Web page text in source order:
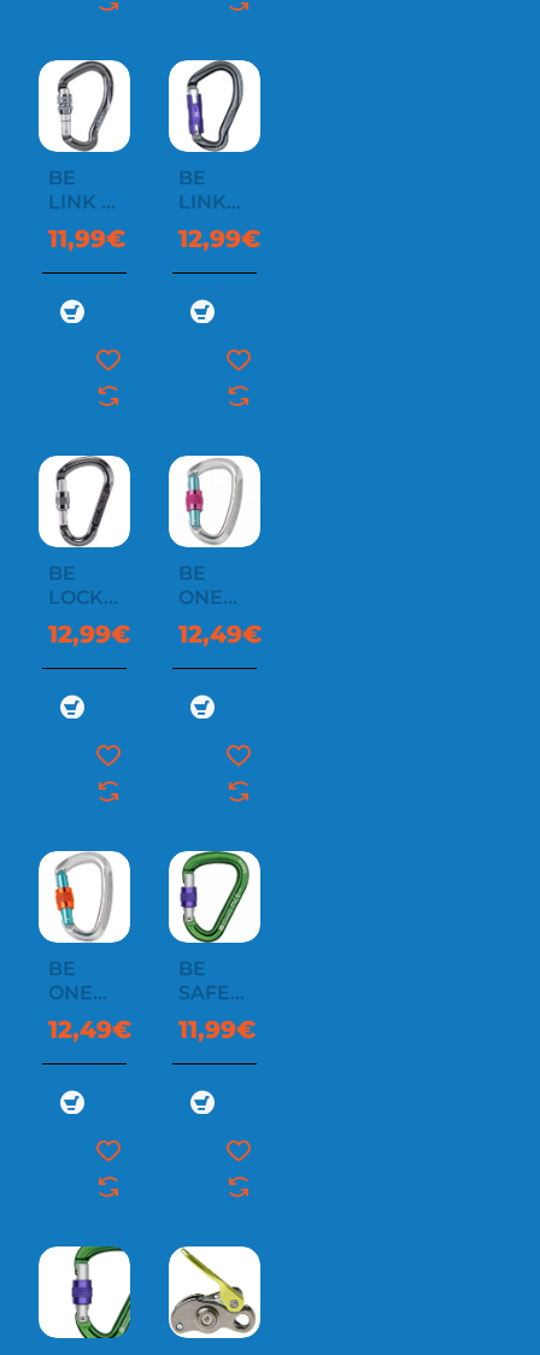
BE
LINK A
VIS
11,99€
BE
LINK
BI
MATIC
12,99€
BE
LOCK
SCREW
12,99€
BE
ONE
SCREW
12,49€
BE
ONE
SCREW
12,49€
BE
SAFE
SCREW
11,99€